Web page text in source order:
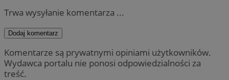
Trwa wysyłanie komentarza ...
Dodaj komentarz
Komentarze są prywatnymi opiniami użytkowników.
Wydawca portalu nie ponosi odpowiedzialności za
treść.